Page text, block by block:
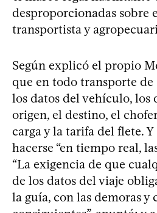
desproporcionadas sobre
transportista y
Según explicó el propio
que en todo transporte de
los datos del vehículo, los
origen, el destino, el
carga y la tarifa del flete. Y
hacerse “en tiempo real,
“La exigencia de que
de los datos del viaje
la guía, con las demoras y